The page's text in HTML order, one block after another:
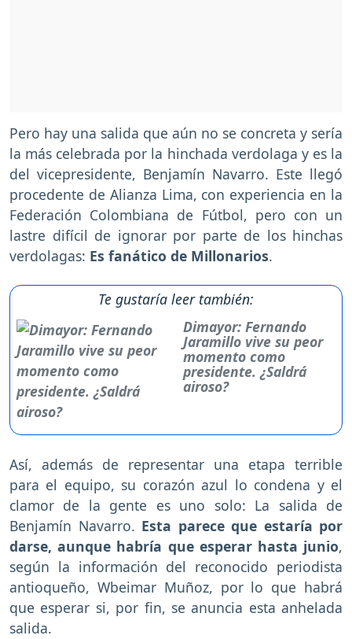
Pero hay una salida que aún no se concreta y sería
la más celebrada por la hinchada verdolaga y es la
del vicepresidente, Benjamín Navarro. Este llegó
procedente de Alianza Lima, con experiencia en la
Federación Colombiana de Fútbol, pero con un
lastre difícil de ignorar por parte de los hinchas
verdolagas: Es fanático de Millonarios.
Te gustaría leer también:
Dimayor: Fernando
Jaramillo vive su peor
momento como
presidente. ¿Saldrá
airoso?
Así, además de representar una etapa terrible
para el equipo, su corazón azul lo condena y el
clamor de la gente es uno solo: La salida de
Benjamín Navarro. Esta parece que estaría por
darse, aunque habría que esperar hasta junio,
según la información del reconocido periodista
antioqueño, Wbeimar Muñoz, por lo que habrá
que esperar si, por fin, se anuncia esta anhelada
salida.